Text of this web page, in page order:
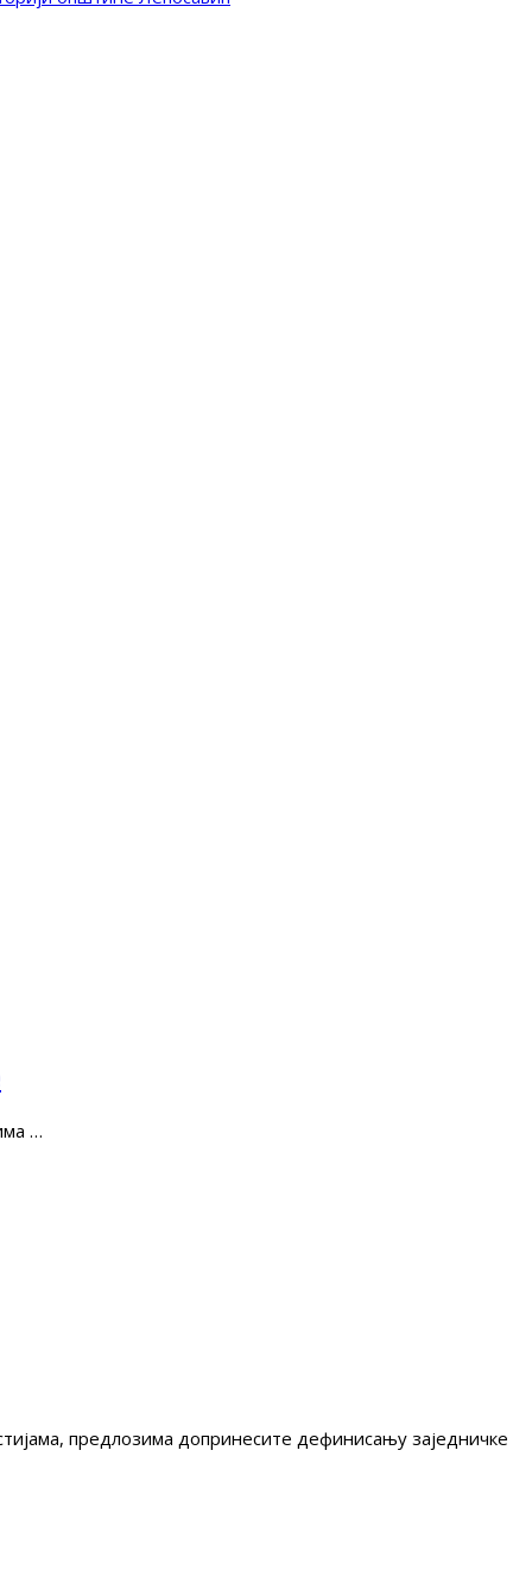
…
предлозима допринесите дефинисању заједничке